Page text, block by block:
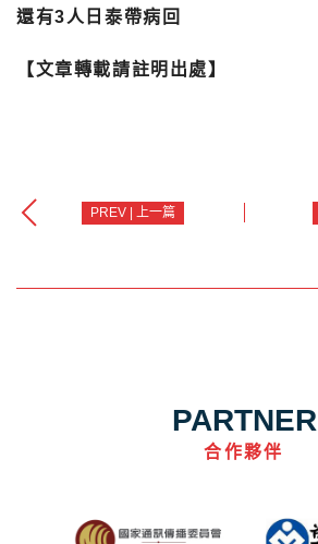
還有3人日泰帶病回
【文章轉載請註明出處】
PREV | 上一篇
PARTNER
合作夥伴